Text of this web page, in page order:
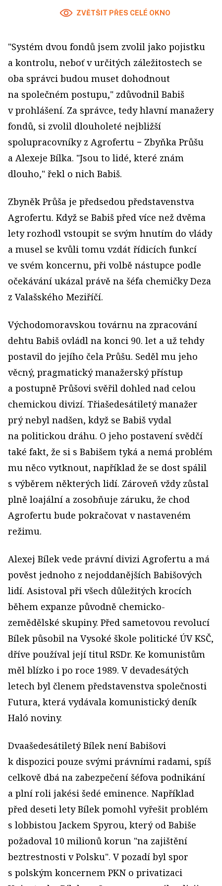
ZVĚTŠIT PŘES CELÉ OKNO
"Systém dvou fondů jsem zvolil jako pojistku
a kontrolu, neboť v určitých záležitostech se
oba správci budou muset dohodnout
na společném postupu," zdůvodnil Babiš
v prohlášení. Za správce, tedy hlavní manažery
fondů, si zvolil dlouholeté nejbližší
spolupracovníky z Agrofertu − Zbyňka Průšu
a Alexeje Bílka. "Jsou to lidé, které znám
dlouho," řekl o nich Babiš.
Zbyněk Průša je předsedou představenstva
Agrofertu. Když se Babiš před více než dvěma
lety rozhodl vstoupit se svým hnutím do vlády
a musel se kvůli tomu vzdát řídicích funkcí
ve svém koncernu, při volbě nástupce podle
očekávání ukázal právě na šéfa chemičky Deza
z Valašského Meziříčí.
Východomoravskou továrnu na zpracování
dehtu Babiš ovládl na konci 90. let a už tehdy
postavil do jejího čela Průšu. Seděl mu jeho
věcný, pragmatický manažerský přístup
a postupně Průšovi svěřil dohled nad celou
chemickou divizí. Třiašedesátiletý manažer
prý nebyl nadšen, když se Babiš vydal
na politickou dráhu. O jeho postavení svědčí
také fakt, že si s Babišem tyká a nemá problém
mu něco vytknout, například že se dost spálil
s výběrem některých lidí. Zároveň vždy zůstal
plně loajální a zosobňuje záruku, že chod
Agrofertu bude pokračovat v nastaveném
režimu.
Alexej Bílek vede právní divizi Agrofertu a má
pověst jednoho z nejoddanějších Babišových
lidí. Asistoval při všech důležitých krocích
během expanze původně chemicko-
zemědělské skupiny. Před sametovou revolucí
Bílek působil na Vysoké škole politické ÚV KSČ,
dříve používal její titul RSDr. Ke komunistům
měl blízko i po roce 1989. V devadesátých
letech byl členem představenstva společnosti
Futura, která vydávala komunistický deník
Haló noviny.
Dvaašedesátiletý Bílek není Babišovi
k dispozici pouze svými právními radami, spíš
celkově dbá na zabezpečení šéfova podnikání
a plní roli jakési šedé eminence. Například
před deseti lety Bílek pomohl vyřešit problém
s lobbistou Jackem Spyrou, který od Babiše
požadoval 10 milionů korun "na zajištění
beztrestnosti v Polsku". V pozadí byl spor
s polským koncernem PKN o privatizaci